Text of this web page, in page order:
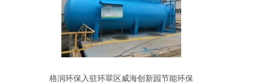
格润环保入驻环翠区威海创新园节能环保